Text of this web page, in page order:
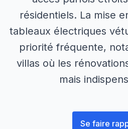
résidentiels. La mise
tableaux électriques
priorité fréquente,
villas où les
mais
Se faire